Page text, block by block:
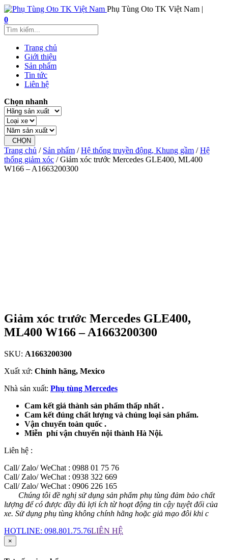
Phụ Tùng Oto TK Việt Nam |
0
Trang chủ
Giới thiệu
Sản phẩm
Tin tức
Liên hệ
Chọn nhanh
CHỌN
Trang chủ / Sản phẩm /Hệ thống truyền động, Khung gầm /Hệ
thống giảm xóc / Giảm xóc trước Mercedes GLE400, ML400
W166 – A1663200300
Giảm xóc trước Mercedes GLE400,
ML400 W166 – A1663200300
SKU: A1663200300
Xuất xứ: Chính hãng, Mexico
Nhà sản xuất: Phụ tùng Mercedes
Cam kết giá thành sản phẩm thấp nhất .
Cam kết đúng chất lượng và chủng loại sản phẩm.
Vận chuyển toàn quốc .
Miễn phí vận chuyển nội thành Hà Nội.
Liên hệ :
Call/ Zalo/ WeChat : 0988 01 75 76
Call/ Zalo/ WeChat : 0938 322 669
Call/ Zalo/ WeChat : 0906 226 165
Chúng tôi đề nghị sử dụng sản phẩm phụ tùng đảm bảo chất
lượng để có được đầy đủ lợi ích từ hoạt động tin cậy tuyệt đối của
xe. Sử dụng phụ tùng không chính hãng hoặc giả mạo đôi khi c
HOTLINE: 098.801.75.76LIÊN HỆ
×